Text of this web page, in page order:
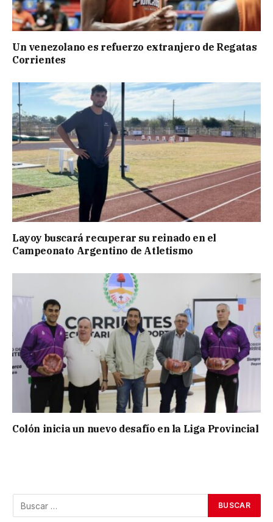
Un venezolano es refuerzo extranjero de Regatas
Corrientes
Layoy buscará recuperar su reinado en el
Campeonato Argentino de Atletismo
Colón inicia un nuevo desafío en la Liga Provincial